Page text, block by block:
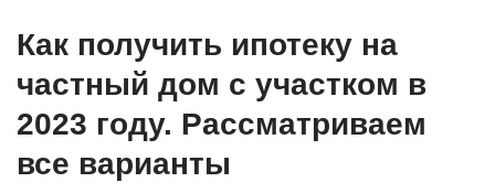
Как получить ипотеку на
частный дом с участком в
2023 году. Рассматриваем
все варианты